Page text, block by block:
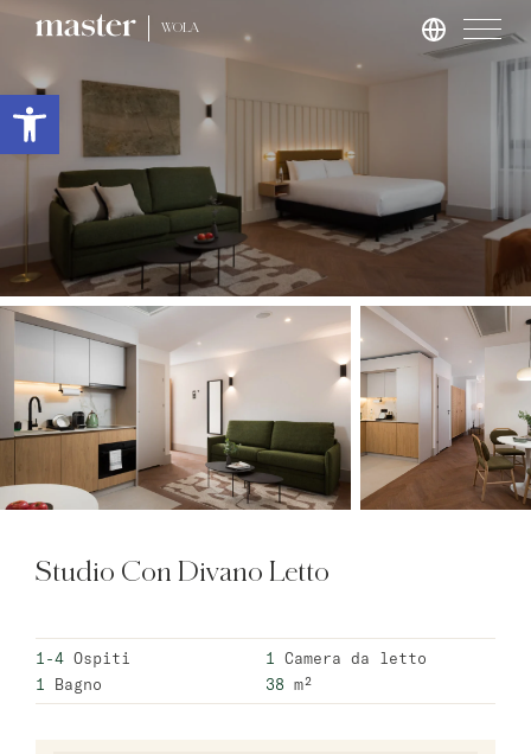
Apri la barra degli strumenti
WOLA
Roma
master Trevi
Londra
master St. Paul’s
master Cannon
master Farringdon
Barcellona
master La Rambla
Amburgo
master Wola
Atene
Studio Con Divano Letto
1-4 Ospiti 1
Camera da letto
1
Bagno 38 m²